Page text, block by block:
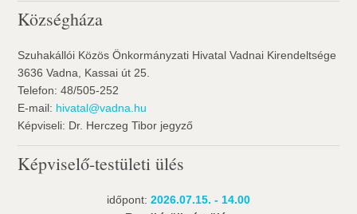
Községháza
Szuhakállói Közös Önkormányzati Hivatal Vadnai Kirendeltsége
3636 Vadna, Kassai út 25.
Telefon: 48/505-252
E-mail: hivatal@vadna.hu
Képviseli: Dr. Herczeg Tibor jegyző
Képviselő-testületi ülés
időpont: 2026.07.15. - 14.00